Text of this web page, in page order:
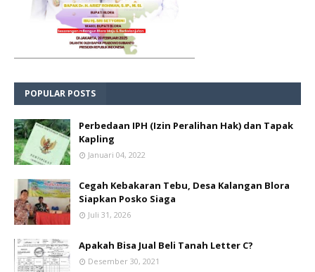
POPULAR POSTS
Perbedaan IPH (Izin Peralihan Hak) dan Tapak
Kapling
Januari 04, 2022
Cegah Kebakaran Tebu, Desa Kalangan Blora
Siapkan Posko Siaga
Juli 31, 2026
Apakah Bisa Jual Beli Tanah Letter C?
Desember 30, 2021